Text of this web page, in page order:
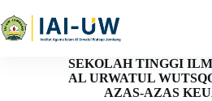
SEKOLAH TINGGI
AL URWATUL
AZAS-AZAS